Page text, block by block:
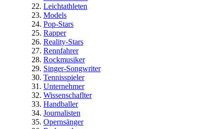
Leichtathleten
Models
Pop-Stars
Rapper
Reality-Stars
Rennfahrer
Rockmusiker
Singer-Songwriter
Tennisspieler
Unternehmer
Wissenschaflter
Handballer
Journalisten
Opernsänger